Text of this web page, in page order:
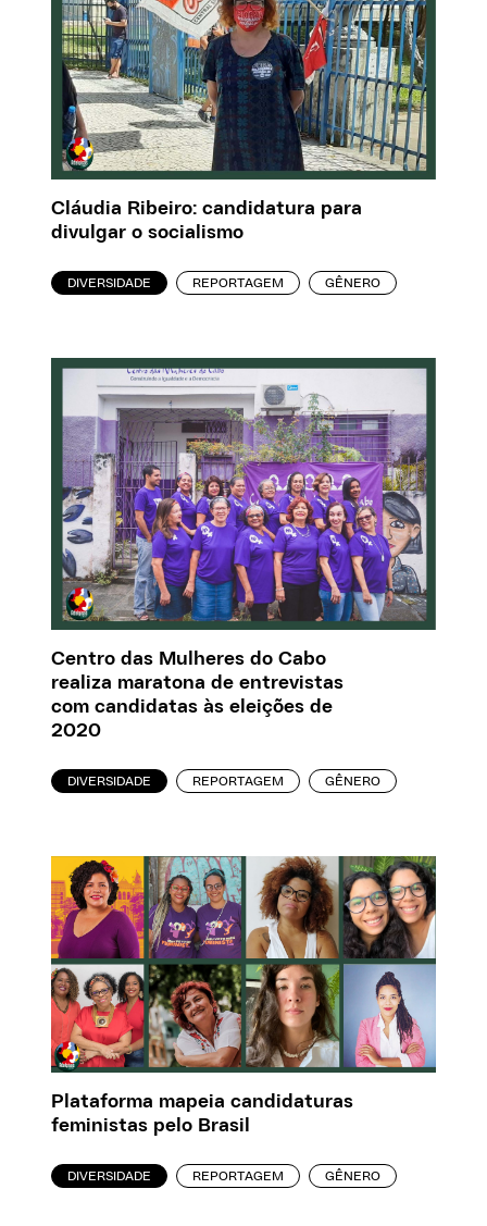
Cláudia Ribeiro: candidatura para
divulgar o socialismo
DIVERSIDADE REPORTAGEM GÊNERO
Centro das Mulheres do Cabo
realiza maratona de entrevistas
com candidatas às eleições de
2020
DIVERSIDADE REPORTAGEM GÊNERO
Plataforma mapeia candidaturas
feministas pelo Brasil
DIVERSIDADE REPORTAGEM GÊNERO